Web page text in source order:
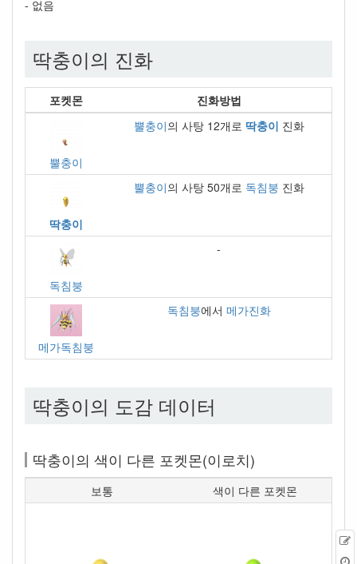
- 없음
딱충이의 진화
포켓몬 진화방법
뿔충이
뿔충이의 사탕 12개로 딱충이 진화
딱충이
뿔충이의 사탕 50개로 독침붕 진화
독침붕
-
메가독침붕
독침붕에서 메가진화
딱충이의 도감 데이터
딱충이의 색이 다른 포켓몬(이로치)
보통 색이 다른 포켓몬